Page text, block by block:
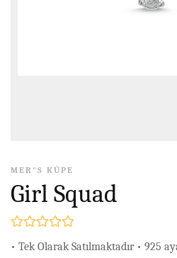
MER"S KÜPE
Girl Squad
• Tek Olarak Satılmaktadır • 925